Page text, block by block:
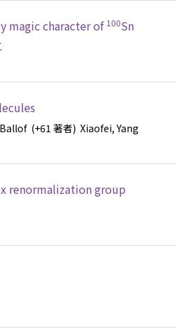
magic character of 100Sn
(+61 著者) Xiaofei, Yang
renormalization group